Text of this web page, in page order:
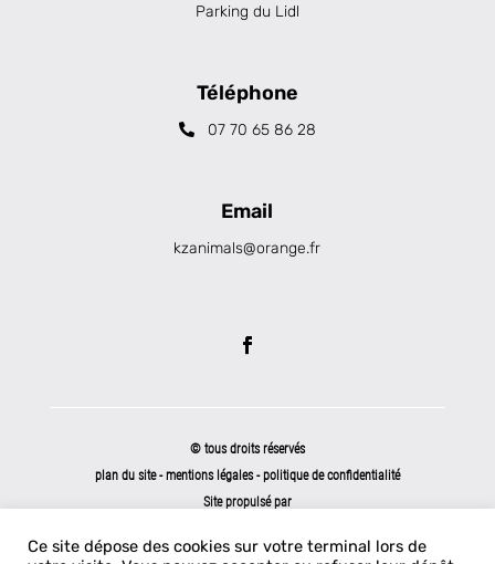
Parking du Lidl
Téléphone
07 70 65 86 28
Email
kzanimals@orange.fr
© tous droits réservés
plan du site-mentions légales -politique de confidentialité
Site propulsé par
Ce site dépose des cookies sur votre terminal lors de